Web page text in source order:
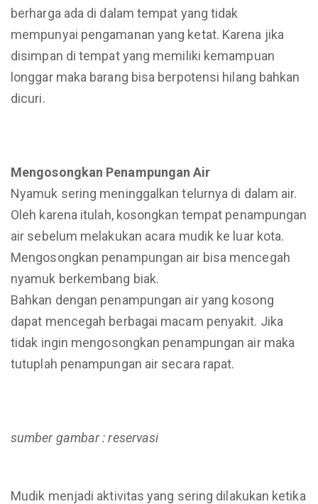
berharga ada di dalam tempat yang tidak
mempunyai pengamanan yang ketat. Karena jika
disimpan di tempat yang memiliki kemampuan
longgar maka barang bisa berpotensi hilang bahkan
dicuri.
Mengosongkan Penampungan Air
Nyamuk sering meninggalkan telurnya di dalam air.
Oleh karena itulah, kosongkan tempat penampungan
air sebelum melakukan acara mudik ke luar kota.
Mengosongkan penampungan air bisa mencegah
nyamuk berkembang biak.
Bahkan dengan penampungan air yang kosong
dapat mencegah berbagai macam penyakit. Jika
tidak ingin mengosongkan penampungan air maka
tutuplah penampungan air secara rapat.
sumber gambar : reservasi
Mudik menjadi aktivitas yang sering dilakukan ketika